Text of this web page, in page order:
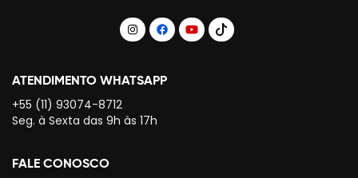
ATENDIMENTO WHATSAPP
+55 (11) 93074-8712
Seg. à Sexta das 9h às 17h
FALE CONOSCO